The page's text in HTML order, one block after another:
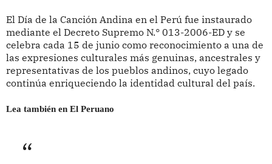
El Día de la Canción Andina en el Perú fue instaurado
mediante el Decreto Supremo N.° 013-2006-ED y se
celebra cada 15 de junio como reconocimiento a una de
las expresiones culturales más genuinas, ancestrales y
representativas de los pueblos andinos, cuyo legado
continúa enriqueciendo la identidad cultural del país.
Lea también en El Peruano